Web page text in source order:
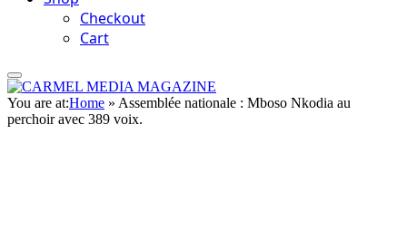
Checkout
Cart
You are at:Home » Assemblée nationale : Mboso Nkodia au
perchoir avec 389 voix.